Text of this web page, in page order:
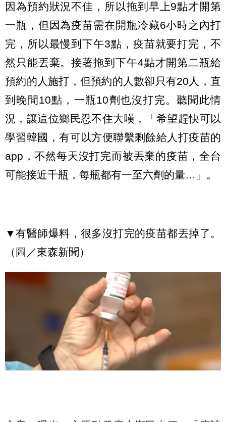
因為預約狀況不佳，所以拖到早上9點才開第
一瓶，但因為疫苗需在開瓶冷藏6小時之內打
完，所以最慢到下午3點，疫苗就要打完，不
然只能丟棄。接著拖到下午4點才開第二瓶給
預約的人施打，但預約的人數卻只有20人，直
到晚間10點，一瓶10劑也沒打完。聽聞此情
況，讓這位鄉民忍不住大嘆，「希望趕快可以
學習韓國，有可以方便聯繫剩餘給人打疫苗的
app，不然每天沒打完而被丟棄的疫苗，全台
可能接近千瓶，每瓶都有一至六劑的量…」。
▼有醫師爆料，很多沒打完的疫苗都丟掉了。
（圖／東森新聞）